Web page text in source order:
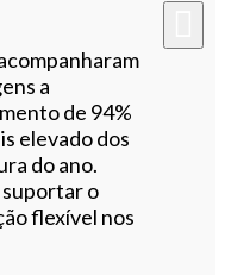
a
de 94%
elevado dos
do ano.
o
flexível nos